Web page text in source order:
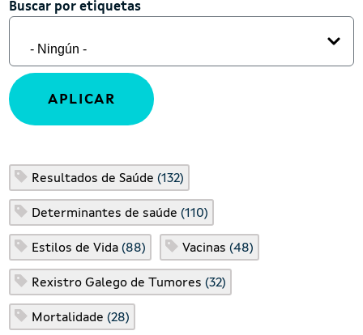
Buscar por etiquetas
Buscar por etiquetas
Resultados de Saúde (132)
Determinantes de saúde (110)
Estilos de Vida (88) Vacinas (48)
Rexistro Galego de Tumores (32)
Mortalidade (28)